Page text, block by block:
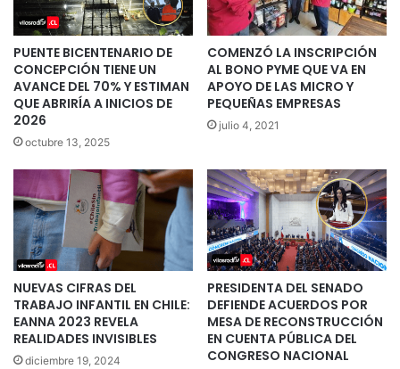
PUENTE BICENTENARIO DE
CONCEPCIÓN TIENE UN
AVANCE DEL 70% Y ESTIMAN
QUE ABRIRÍA A INICIOS DE
2026
octubre 13, 2025
COMENZÓ LA INSCRIPCIÓN
AL BONO PYME QUE VA EN
APOYO DE LAS MICRO Y
PEQUEÑAS EMPRESAS
julio 4, 2021
NUEVAS CIFRAS DEL
TRABAJO INFANTIL EN CHILE:
EANNA 2023 REVELA
REALIDADES INVISIBLES
diciembre 19, 2024
PRESIDENTA DEL SENADO
DEFIENDE ACUERDOS POR
MESA DE RECONSTRUCCIÓN
EN CUENTA PÚBLICA DEL
CONGRESO NACIONAL